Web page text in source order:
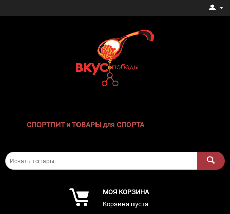
СПОРТПИТ и ТОВАРЫ для СПОРТА
МОЯ КОРЗИНА
Корзина пуста